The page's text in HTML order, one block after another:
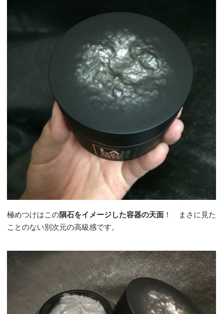
極めつけはこの隕石をイメージした容器の天面 ！ まさに見た
ことのない別次元の高級感です。